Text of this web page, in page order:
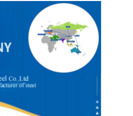
316L الفولاذ المقاوم للصدأ الأنابيب
2205 لوحة من الفولاذ المقاوم للصدأ
صفيحة الفولاذ المقاوم للصدأ الملمع
أنبوب الفولاذ المقاوم للصدأ الزخرفية
شريط الفولاذ المقاوم للصدأ